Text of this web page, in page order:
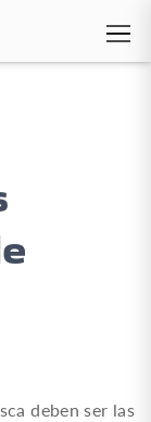
deben ser las